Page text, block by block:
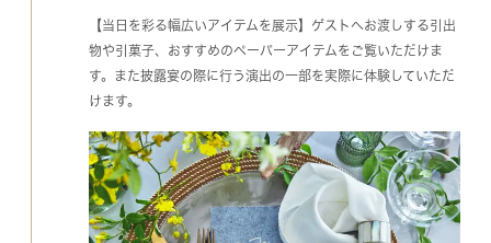
【当日を彩る幅広いアイテムを展示】ゲストへお渡しする引出
物や引菓子、おすすめのペーパーアイテムをご覧いただけま
す。また披露宴の際に行う演出の一部を実際に体験していただ
けます。